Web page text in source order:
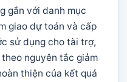
gắn với danh mục
giao dự toán và cấp
sử dụng cho tài trợ,
nguyên tắc giảm
thiện của kết quả